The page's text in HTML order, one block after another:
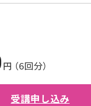
円 （6回分）
受講申し込み